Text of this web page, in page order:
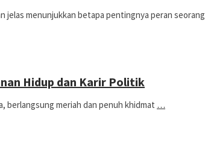
jelas menunjukkan betapa pentingnya peran seorang
Hidup dan Karir Politik
berlangsung meriah dan penuh khidmat …